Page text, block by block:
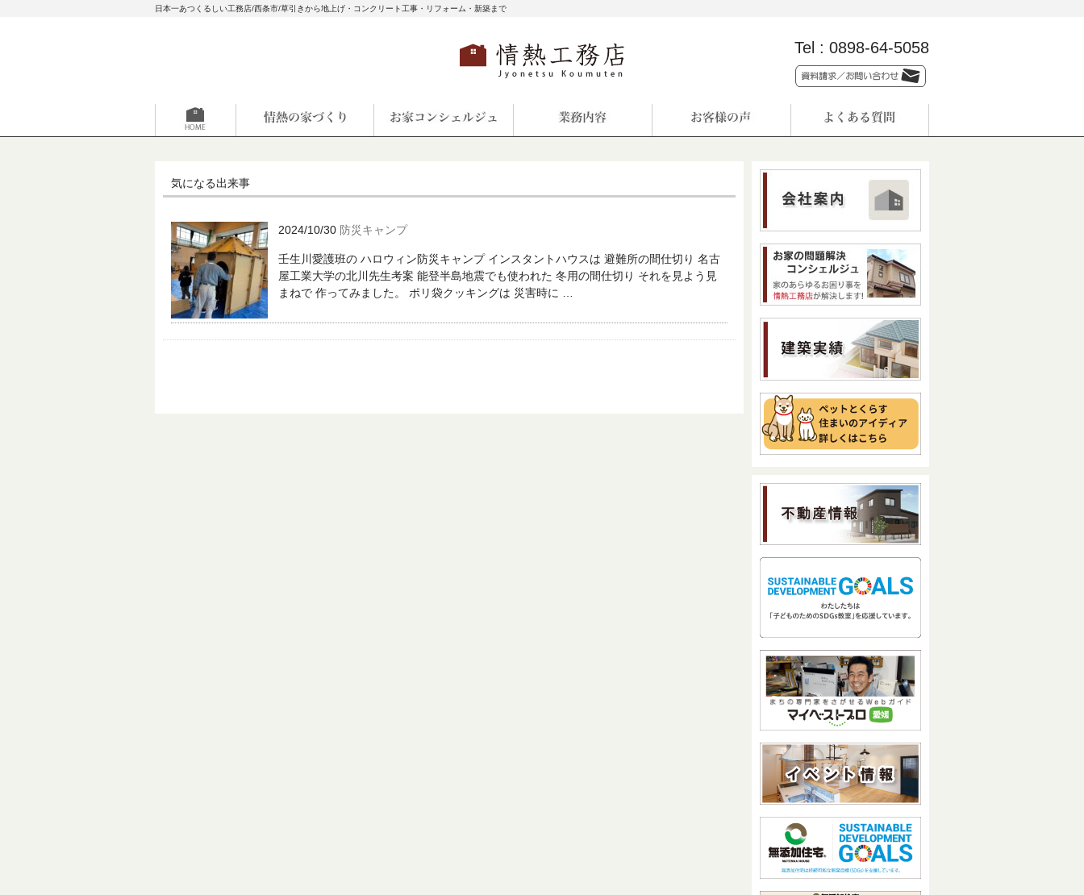
日本一あつくるしい工務店/西条市/草引きから地上げ・コンクリート工事・リフォーム・新築まで
Tel : 0898-64-5058
気になる出来事
2024/10/30 防災キャンプ
壬生川愛護班の ハロウィン防災キャンプ インスタントハウスは 避難所の間仕切り 名古
屋工業大学の北川先生考案 能登半島地震でも使われた 冬用の間仕切り それを見よう見
まねで 作ってみました。 ポリ袋クッキングは 災害時に …